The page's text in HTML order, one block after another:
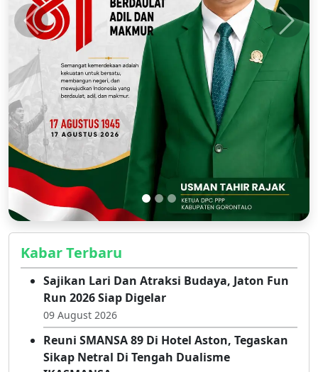
Kabar Terbaru
Sajikan Lari Dan Atraksi Budaya, Jaton Fun
Run 2026 Siap Digelar
09 August 2026